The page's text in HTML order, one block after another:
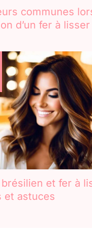
communes
d’un fer à lisser
et fer à
et astuces